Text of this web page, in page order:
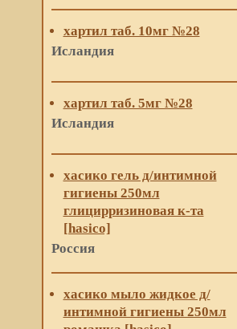
хартил таб. 10мг №28
Исландия
хартил таб. 5мг №28
Исландия
хасико гель д/интимной
гигиены 250мл
глицирризиновая к-та
[hasico]
Россия
хасико мыло жидкое д/
интимной гигиены 250мл